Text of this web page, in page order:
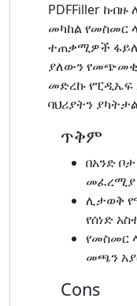
PDFFiller
መካከል የመስመር
ተጠቃሚዎች
ያለውን
መድረኩ የፒዲኤፍ
ባህሪያትን
ጥቅም
በአንድ
መፈረሚያ
ሊታወቅ
የሰነድ
የመስመር
መጫን
Cons